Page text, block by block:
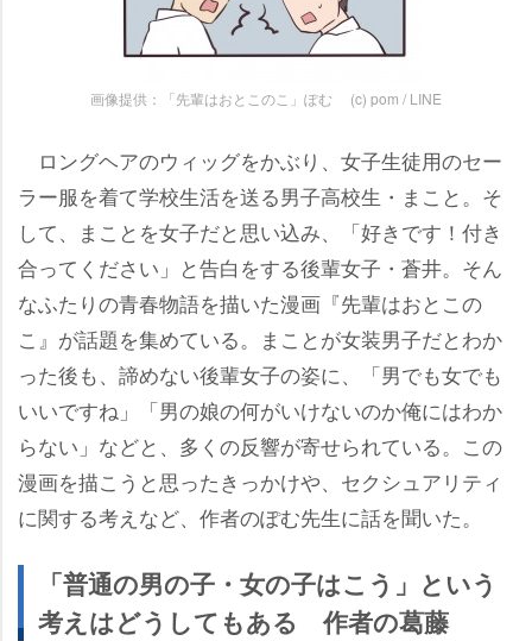
画像提供：「先輩はおとこのこ」ぽむ (c) pom / LINE
ロングヘアのウィッグをかぶり、女子生徒用のセー
ラー服を着て学校生活を送る男子高校生・まこと。そ
して、まことを女子だと思い込み、「好きです！付き
合ってください」と告白をする後輩女子・蒼井。そん
なふたりの青春物語を描いた漫画『先輩はおとこの
こ』が話題を集めている。まことが女装男子だとわか
った後も、諦めない後輩女子の姿に、「男でも女でも
いいですね」「男の娘の何がいけないのか俺にはわか
らない」などと、多くの反響が寄せられている。この
漫画を描こうと思ったきっかけや、セクシュアリティ
に関する考えなど、作者のぽむ先生に話を聞いた。
「普通の男の子・女の子はこう」という
考えはどうしてもある 作者の葛藤